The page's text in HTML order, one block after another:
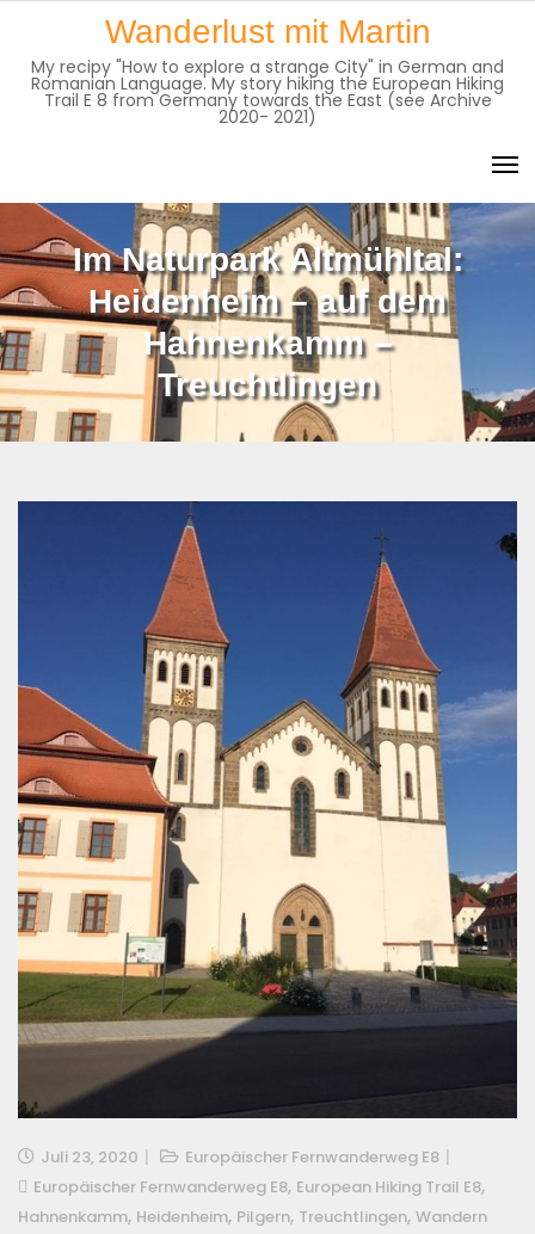
content
Wanderlust mit Martin
My recipy "How to explore a strange City" in German and
Romanian Language. My story hiking the European Hiking
Trail E 8 from Germany towards the East (see Archive
2020- 2021)
Im Naturpark Altmühltal:
Heidenheim – auf dem
Hahnenkamm –
Treuchtlingen
Juli 23, 2020
Europäischer Fernwanderweg E8
Europäischer Fernwanderweg E8, European Hiking Trail E8,
Hahnenkamm, Heidenheim, Pilgern, Treuchtlingen, Wandern